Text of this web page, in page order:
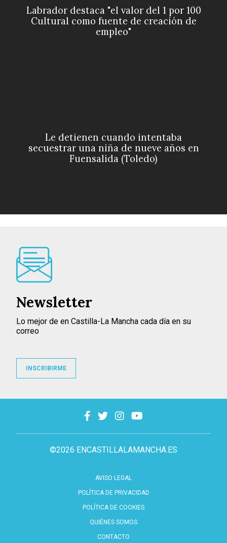
Labrador destaca "el valor del 1 por 100
Cultural como fuente de creación de
empleo"
Le detienen cuando intentaba
secuestrar una niña de nueve años en
Fuensalida (Toledo)
©2026 ENCASTILLALAMANCHA.ES
AVISO LEGAL
POLÍTICA DE PRIVACIDAD
POLÍTICA DE COOKIES
QUIÉNES SOMOS
CONTACTO
Newsletter
Lo mejor de en Castilla-La Mancha cada día en su
correo
INSCRIBIRME